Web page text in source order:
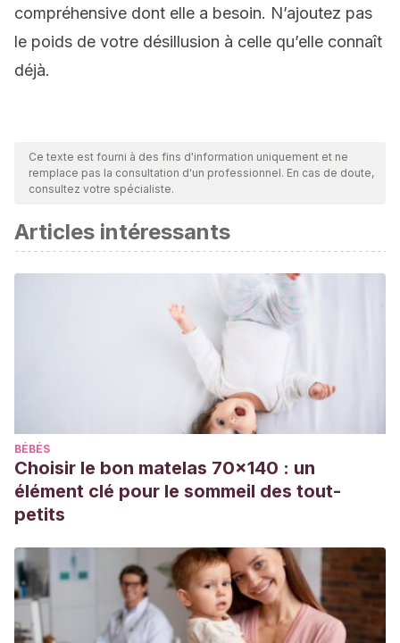
compréhensive dont elle a besoin. N’ajoutez pas
le poids de votre désillusion à celle qu’elle connaît
déjà.
Ce texte est fourni à des fins d'information uniquement et ne
remplace pas la consultation d'un professionnel. En cas de doute,
consultez votre spécialiste.
Articles intéressants
BÉBÉS
Choisir le bon matelas 70x140 : un
élément clé pour le sommeil des tout-
petits